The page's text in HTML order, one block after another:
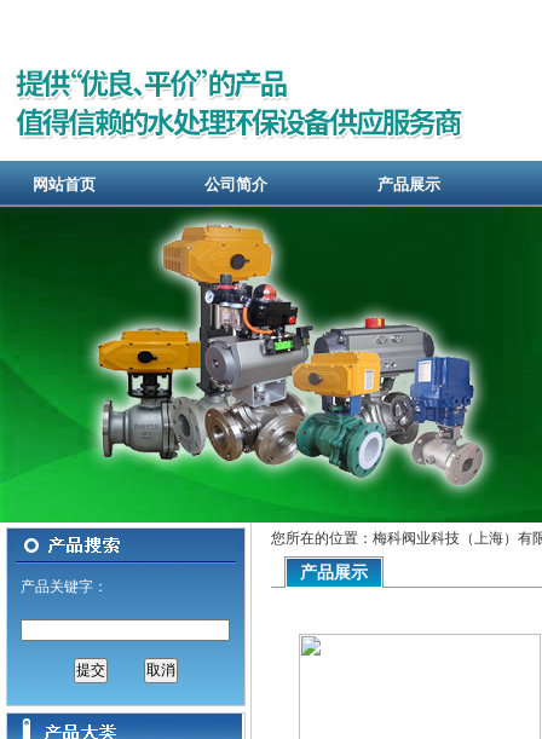
网站首页 公司简介 产品展示
产品关键字：
您所在的位置：梅科阀业科技（上海）有
产品展示